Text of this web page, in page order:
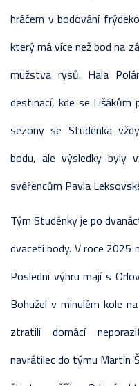
hráčem v bodování
který má více než bod na
mužstva rysů. Hala
destinací, kde se Lišákům
sezony se Studénka
bodu, ale výsledky byly
svěřencům Pavla
Tým Studénky je po
dvaceti body. V roce 2025
Poslední výhru mají s
Bohužel v minulém kole
ztratili domácí
navrátilec do týmu Martin